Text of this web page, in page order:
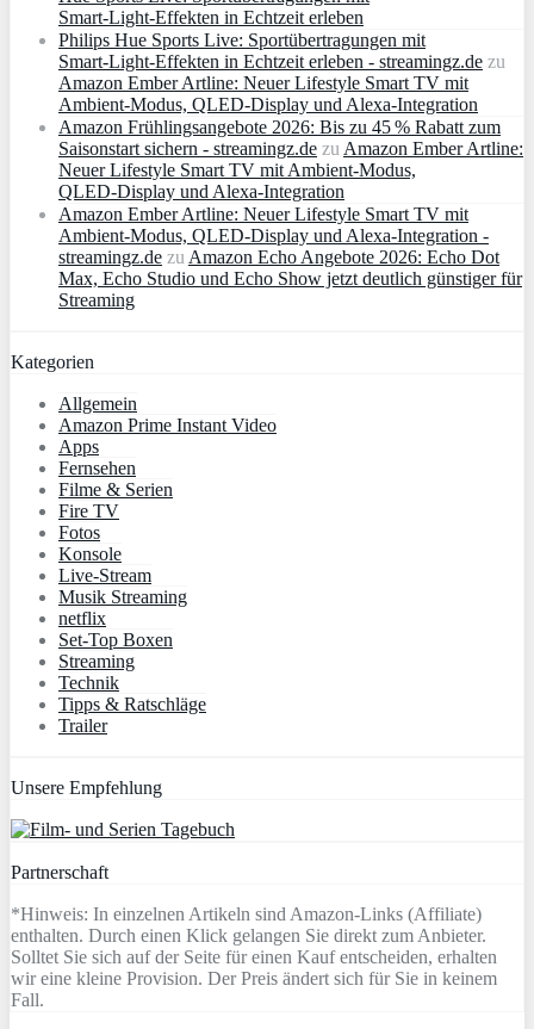
Smart‑Light‑Effekten in Echtzeit erleben
Philips Hue Sports Live: Sportübertragungen mit
Smart‑Light‑Effekten in Echtzeit erleben - streamingz.de zu
Amazon Ember Artline: Neuer Lifestyle Smart TV mit
Ambient‑Modus, QLED‑Display und Alexa‑Integration
Amazon Frühlingsangebote 2026: Bis zu 45 % Rabatt zum
Saisonstart sichern - streamingz.de zu Amazon Ember Artline:
Neuer Lifestyle Smart TV mit Ambient‑Modus,
QLED‑Display und Alexa‑Integration
Amazon Ember Artline: Neuer Lifestyle Smart TV mit
Ambient‑Modus, QLED‑Display und Alexa‑Integration -
streamingz.de zu Amazon Echo Angebote 2026: Echo Dot
Max, Echo Studio und Echo Show jetzt deutlich günstiger für
Streaming
Kategorien
Allgemein
Amazon Prime Instant Video
Apps
Fernsehen
Filme & Serien
Fire TV
Fotos
Konsole
Live-Stream
Musik Streaming
netflix
Set-Top Boxen
Streaming
Technik
Tipps & Ratschläge
Trailer
Unsere Empfehlung
Partnerschaft
*Hinweis: In einzelnen Artikeln sind Amazon-Links (Affiliate)
enthalten. Durch einen Klick gelangen Sie direkt zum Anbieter.
Solltet Sie sich auf der Seite für einen Kauf entscheiden, erhalten
wir eine kleine Provision. Der Preis ändert sich für Sie in keinem
Fall.